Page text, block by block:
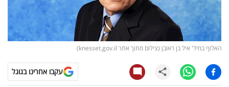
קריפטו
ויראלי
טלוויזיה
עסקי
האלוף במיל' איל בן ראובן (צילום מתוך אתר knesset.gov.il)
עקבו אחרינו בגוגל